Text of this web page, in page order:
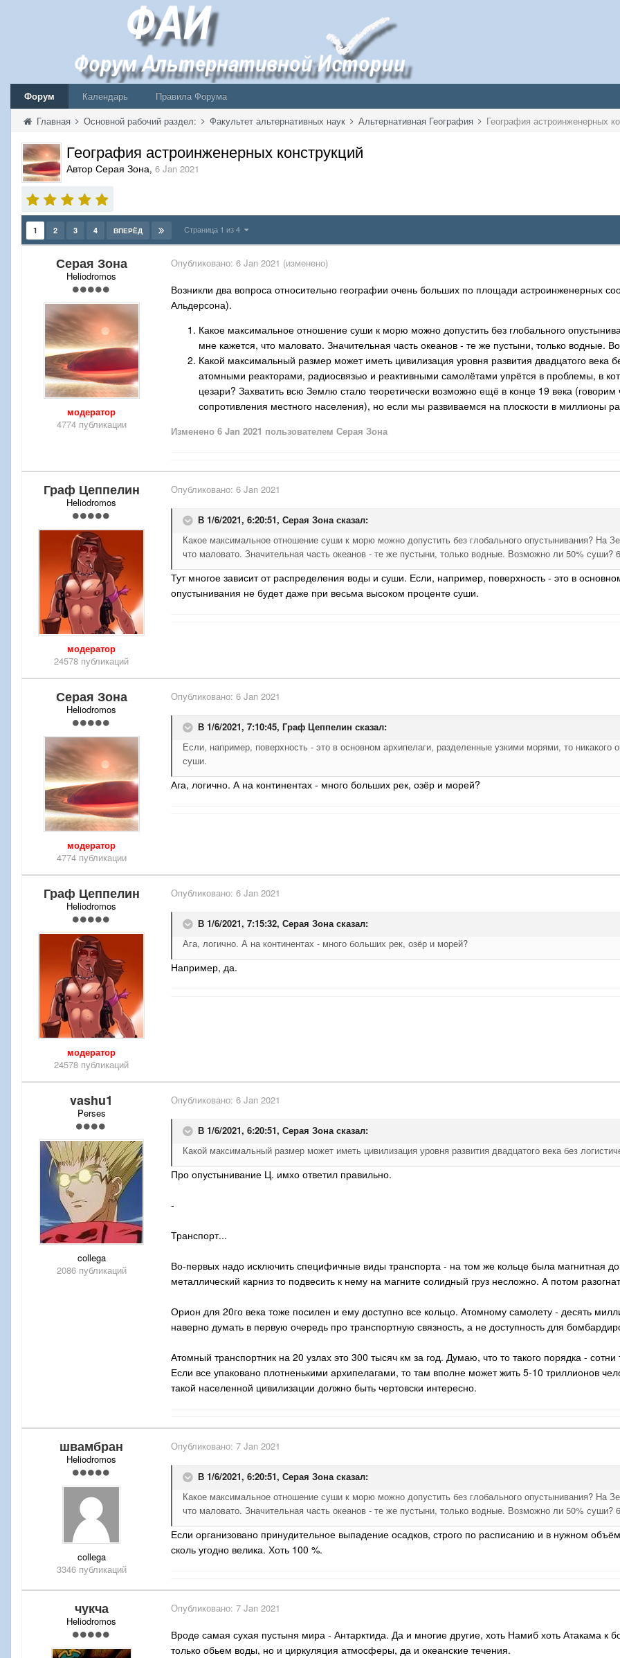
Форум Календарь
Правила Форума
Главная Основной рабочий раздел: Факультет альтернативных наук Альтернативная География География астроинженерных
География астроинженерных конструкций
Автор Серая Зона, 6 Jan 2021
1 2 3 4 ВПЕРЁД Страница 1 из 4
Серая Зона
Heliodromos
модератор
4774 публикации
Опубликовано: 6 Jan 2021 (изменено)
Возникли два вопроса относительно географии очень больших по площади астроинженерных
Альдерсона).
Какое максимальное отношение суши к морю можно допустить без глобального
мне кажется, что маловато. Значительная часть океанов - те же пустыни, только водные.
Какой максимальный размер может иметь цивилизация уровня развития двадцатого века
атомными реакторами, радиосвязью и реактивными самолётами упрётся в проблемы, в
цезари? Захватить всю Землю стало теоретически возможно ещё в конце 19 века (говорим
сопротивления местного населения), но если мы развиваемся на плоскости в миллионы
Изменено 6 Jan 2021 пользователем Серая Зона
Граф Цеппелин
Heliodromos
модератор
24578 публикаций
Опубликовано: 6 Jan 2021
В 1/6/2021, 6:20:51, Серая Зонасказал:
Какое максимальное отношение суши к морю можно допустить без глобального опустынивания? На
что маловато. Значительная часть океанов - те же пустыни, только водные. Возможно ли 50% суши?
Тут многое зависит от распределения воды и суши. Если, например, поверхность - это в
опустынивания не будет даже при весьма высоком проценте суши.
Серая Зона
Heliodromos
модератор
4774 публикации
Опубликовано: 6 Jan 2021
В 1/6/2021, 7:10:45, Граф Цеппелин сказал:
Если, например, поверхность - это в основном архипелаги, разделенные узкими морями, то
суши.
Ага, логично. А на континентах - много больших рек, озёр и морей?
Граф Цеппелин
Heliodromos
модератор
24578 публикаций
Опубликовано: 6 Jan 2021
В 1/6/2021, 7:15:32, Серая Зонасказал:
Ага, логично. А на континентах - много больших рек, озёр и морей?
Например, да.
vashu1
Perses
collega
2086 публикаций
Опубликовано: 6 Jan 2021
В 1/6/2021, 6:20:51, Серая Зонасказал:
Какой максимальный размер может иметь цивилизация уровня развития двадцатого века без
Про опустынивание Ц. имхо ответил правильно.
-
Транспорт...
Во-первых надо исключить специфичные виды транспорта - на том же кольце была магнитная
металлический карниз то подвесить к нему на магните солидный груз несложно. А потом
Орион для 20го века тоже посилен и ему доступно все кольцо. Атомному самолету - десять
наверно думать в первую очередь про транспортную связность, а не доступность для
Атомный транспортник на 20 узлах это 300 тысяч км за год. Думаю, что то такого порядка -
Если все упаковано плотненькими архипелагами, то там вполне может жить 5-10 триллионов
такой населенной цивилизации должно быть чертовски интересно.
швамбран
Heliodromos
collega
3346 публикаций
Опубликовано: 7 Jan 2021
В 1/6/2021, 6:20:51, Серая Зонасказал:
Какое максимальное отношение суши к морю можно допустить без глобального опустынивания? На
что маловато. Значительная часть океанов - те же пустыни, только водные. Возможно ли 50% суши?
Если организовано принудительное выпадение осадков, строго по расписанию и в нужном
сколь угодно велика. Хоть 100 %.
чукча
Heliodromos
Опубликовано: 7 Jan 2021
Вроде самая сухая пустыня мира - Антарктида. Да и многие другие, хоть Намиб хоть Атакама
только обьем воды, но и циркуляция атмосферы, да и океанские течения.